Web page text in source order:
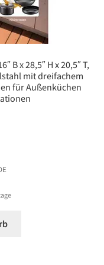
B x 28,5″ H x 20,5″ T,
mit dreifachem
für Außenküchen